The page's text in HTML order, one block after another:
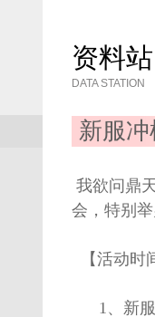
资料站
DATA STATION
新服冲
我欲问鼎
会，特别
【活动时
1、新服